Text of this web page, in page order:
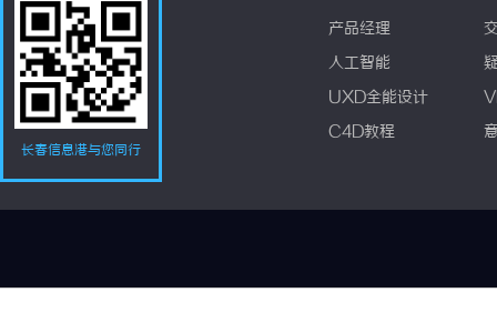
长春信息港与您同行
产品经理
人工智能
UXD全能设计
C4D教程